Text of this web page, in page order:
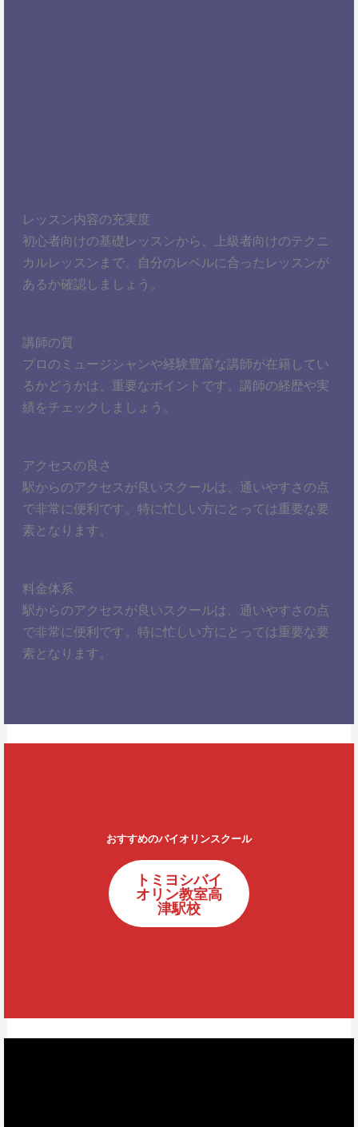
レッスン内容の充実度
初心者向けの基礎レッスンから、上級者向けのテクニ
カルレッスンまで、自分のレベルに合ったレッスンが
あるか確認しましょう。
講師の質
プロのミュージシャンや経験豊富な講師が在籍してい
るかどうかは、重要なポイントです。講師の経歴や実
績をチェックしましょう。
アクセスの良さ
駅からのアクセスが良いスクールは、通いやすさの点
で非常に便利です。特に忙しい方にとっては重要な要
素となります。
料金体系
駅からのアクセスが良いスクールは、通いやすさの点
で非常に便利です。特に忙しい方にとっては重要な要
素となります。
おすすめのバイオリンスクール
トミヨシバイ
オリン教室高
津駅校